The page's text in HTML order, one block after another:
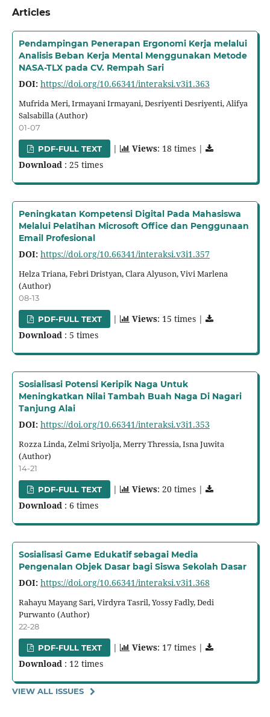
Articles
Pendampingan Penerapan Ergonomi Kerja melalui
Analisis Beban Kerja Mental Menggunakan Metode
NASA-TLX pada CV. Rempah Sari
DOI: https://doi.org/10.66341/interaksi.v3i1.363
Mufrida Meri, Irmayani Irmayani, Desriyenti Desriyenti, Alifya
Salsabilla (Author)
01-07
PDF-FULL TEXT | Views: 18 times |
Download: 25 times
Peningkatan Kompetensi Digital Pada Mahasiswa
Melalui Pelatihan Microsoft Office dan Penggunaan
Email Profesional
DOI: https://doi.org/10.66341/interaksi.v3i1.357
Helza Triana, Febri Dristyan, Clara Alyuson, Vivi Marlena
(Author)
08-13
PDF-FULL TEXT | Views: 15 times |
Download: 5 times
Sosialisasi Potensi Keripik Naga Untuk
Meningkatkan Nilai Tambah Buah Naga Di Nagari
Tanjung Alai
DOI: https://doi.org/10.66341/interaksi.v3i1.353
Rozza Linda, Zelmi Sriyolja, Merry Thressia, Isna Juwita
(Author)
14-21
PDF-FULL TEXT | Views: 20 times |
Download: 6 times
Sosialisasi Game Edukatif sebagai Media
Pengenalan Objek Dasar bagi Siswa Sekolah Dasar
DOI: https://doi.org/10.66341/interaksi.v3i1.368
Rahayu Mayang Sari, Virdyra Tasril, Yossy Fadly, Dedi
Purwanto (Author)
22-28
PDF-FULL TEXT | Views: 17 times |
Download: 12 times
VIEW ALL ISSUES